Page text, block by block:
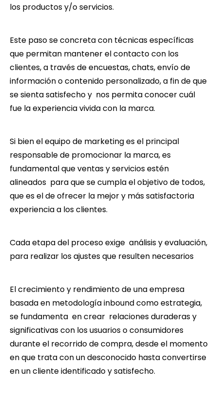
los productos y/o servicios.
Este paso se concreta con técnicas específicas
que permitan mantener el contacto con los
clientes, a través de encuestas, chats, envío de
información o contenido personalizado, a fin de que
se sienta satisfecho y nos permita conocer cuál
fue la experiencia vivida con la marca.
Si bien el equipo de marketing es el principal
responsable de promocionar la marca, es
fundamental que ventas y servicios estén
alineados para que se cumpla el objetivo de todos,
que es el de ofrecer la mejor y más satisfactoria
experiencia a los clientes.
Cada etapa del proceso exige análisis y evaluación,
para realizar los ajustes que resulten necesarios
El crecimiento y rendimiento de una empresa
basada en metodología inbound como estrategia,
se fundamenta en crear relaciones duraderas y
significativas con los usuarios o consumidores
durante el recorrido de compra, desde el momento
en que trata con un desconocido hasta convertirse
en un cliente identificado y satisfecho.